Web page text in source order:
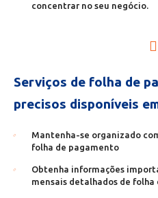
concentrar no seu negócio.
Serviços de folha de
precisos disponíveis
Mantenha-se organizado
folha de pagamento
Obtenha informações
mensais detalhados de